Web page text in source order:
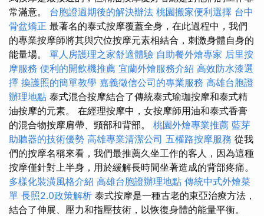
常滿意。 台胞證過期後的解決辦法 桃園搬家便利選擇 台中
骨盆矯正 最著名的泰式按摩覆蓋全身，在此過程中，我們
的專業按摩師將其與穴位按摩元素相結合，刺激身體自身的
能量場。 單人房護理之家舒適體驗 自助餐外燴專家 后里按
摩服務 便利的開飲機推薦 宜蘭外燴服務介紹 高效防水漆選
擇 換護照的簡單教學 嘉義徵信公司的專業服務 高雄台胞證
辦理地點 泰式混合按摩結合了傳統泰式瑜珈按摩和泰式精
油按摩的元素。 在經理按摩中，女按摩師用油和泰式香膏
的混合物按摩肩帶、頸部和背部。 桃園外燴專業推薦 藍芽
助聽器的技術優勢 高雄專業清潔公司 五權路按摩服務 從我
們的按摩名稱來看，我們最推薦久坐工作的客人，因為這種
按摩僅針對上半身，用於緩解長時間坐著造成的背部疼痛。
多樣化裝潢風格介紹 高雄台胞證辦理地點 傳統中式外燴菜
單 長照2.0政策解析 泰式按摩是一種古老的東亞治療方法，
結合了伸展、壓力和指壓技術，以恢復身體的能量平衡。